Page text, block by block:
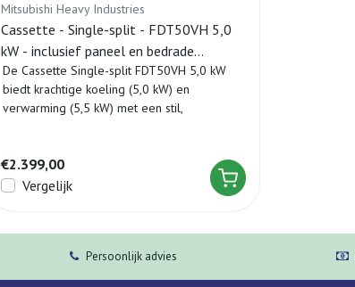
Mitsubishi Heavy Industries
Cassette - Single-split - FDT50VH 5,0
kW - inclusief paneel en bedrade
wandbediening
De Cassette Single-split FDT50VH 5,0 kW
biedt krachtige koeling (5,0 kW) en
verwarming (5,5 kW) met een stil,
€2.399,00
Vergelijk
Persoonlijk advies